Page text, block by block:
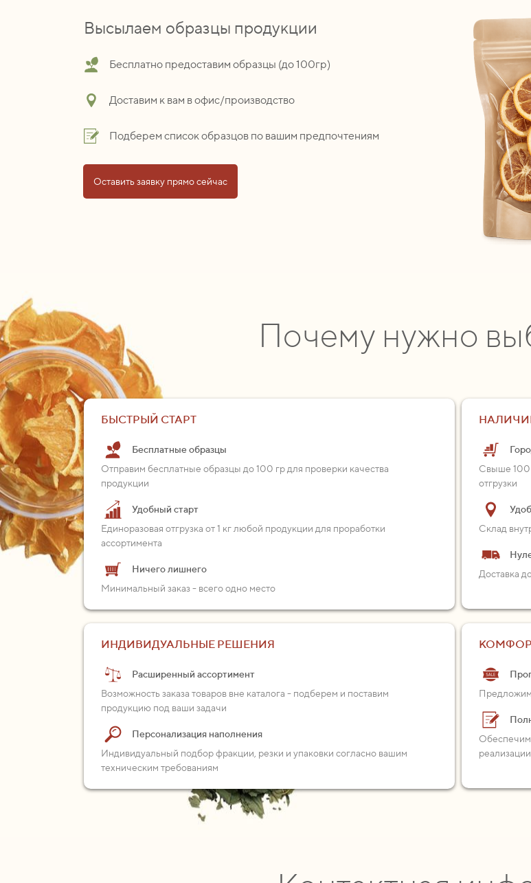
Высылаем образцы продукции
Бесплатно предоставим образцы (до 100гр)
Доставим к вам в офис/производство
Подберем список образцов по вашим предпочтениям
Оставить заявку прямо сейчас
Почему нужно
БЫСТРЫЙ СТАРТ
Бесплатные образцы
Отправим бесплатные образцы до 100 гр для проверки качества
продукции
Удобный старт
Единоразовая отгрузка от 1 кг любой продукции для проработки
ассортимента
Ничего лишнего
Минимальный заказ - всего одно место
Свыше 100
отгрузки
Склад
Доставка
ИНДИВИДУАЛЬНЫЕ РЕШЕНИЯ
Расширенный ассортимент
Возможность заказа товаров вне каталога - подберем и поставим
продукцию под ваши задачи
Персонализация наполнения
Индивидуальный подбор фракции, резки и упаковки согласно вашим
техническим требованиям
Предложим
Обеспечим
реализации